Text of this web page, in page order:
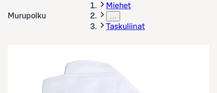
Murupolku
Miehet
…
Taskuliinat